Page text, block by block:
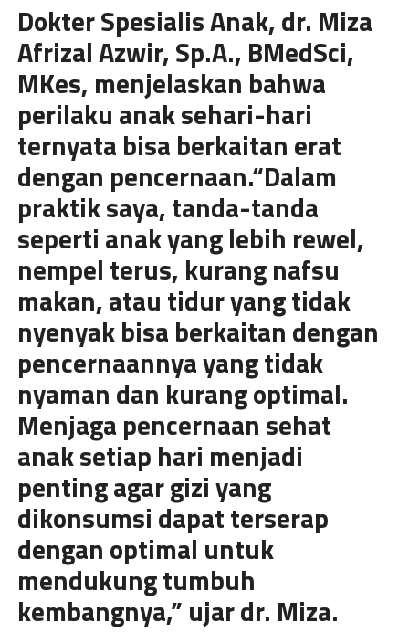
Dokter Spesialis Anak, dr. Miza
Afrizal Azwir, Sp.A., BMedSci,
MKes, menjelaskan bahwa
perilaku anak sehari-hari
ternyata bisa berkaitan erat
dengan pencernaan.“Dalam
praktik saya, tanda-tanda
seperti anak yang lebih rewel,
nempel terus, kurang nafsu
makan, atau tidur yang tidak
nyenyak bisa berkaitan dengan
pencernaannya yang tidak
nyaman dan kurang optimal.
Menjaga pencernaan sehat
anak setiap hari menjadi
penting agar gizi yang
dikonsumsi dapat terserap
dengan optimal untuk
mendukung tumbuh
kembangnya,” ujar dr. Miza.